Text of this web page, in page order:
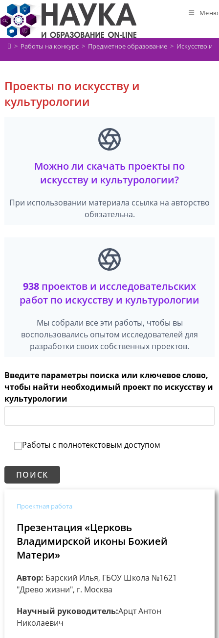
Перейти
к
содержимому
Меню
> Работы на конкурс > Предметное образование > Искусство и
Проекты по искусству и
культурологии
Можно ли скачать проекты по
искусству и культурологии?
При использовании материала ссылка на авторство
обязательна.
938 проектов и исследовательских
работ по искусству и культурологии
Мы собрали все эти работы, чтобы вы
воспользовались опытом исследователей для
разработки своих собственных проектов.
Введите параметры поиска или ключевое слово,
чтобы найти необходимый проект по искусству и
культурологии
Работы с полнотекстовым доступом
Проектная работа
Презентация «Церковь
Владимирской иконы Божией
Матери»
Автор: Барский Илья, ГБОУ Школа №1621
"Древо жизни", г. Москва
Научный руководитель:Арцт Антон
Николаевич